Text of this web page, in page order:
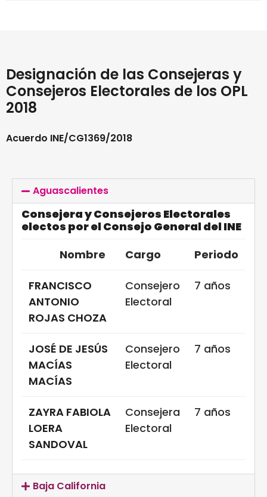
Designación de las Consejeras y
Consejeros Electorales de los OPL
2018
Acuerdo INE/CG1369/2018
Aguascalientes
Consejera y Consejeros Electorales
electos por el Consejo General del INE
Nombre
Cargo Periodo
FRANCISCO
ANTONIO
ROJAS CHOZA
Consejero
Electoral
7 años
JOSÉ DE JESÚS
MACÍAS
MACÍAS
Consejero
Electoral
7 años
ZAYRA FABIOLA
LOERA
SANDOVAL
Consejera
Electoral
7 años
Baja California